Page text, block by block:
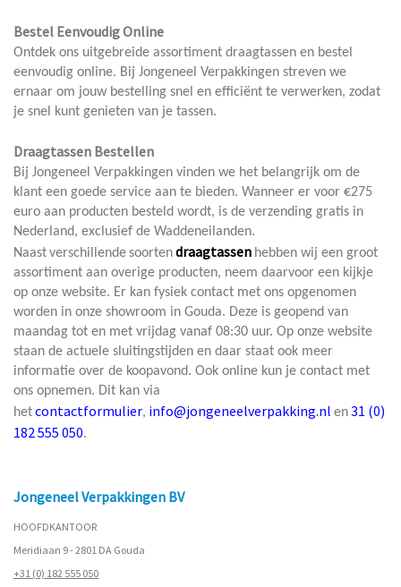
Bestel Eenvoudig Online
Ontdek ons uitgebreide assortiment draagtassen en bestel
eenvoudig online. Bij Jongeneel Verpakkingen streven we
ernaar om jouw bestelling snel en efficiënt te verwerken, zodat
je snel kunt genieten van je tassen.
Draagtassen Bestellen
Bij Jongeneel Verpakkingen vinden we het belangrijk om de
klant een goede service aan te bieden. Wanneer er voor €275
euro aan producten besteld wordt, is de verzending gratis in
Nederland, exclusief de Waddeneilanden.
Naastverschillendesoortendraagtassen hebben wij een groot
assortiment aan overige producten, neem daarvoor een kijkje
op onze website. Er kan fysiek contact met ons opgenomen
worden in onze showroom in Gouda. Deze is geopend van
maandag tot en met vrijdag vanaf 08:30 uur. Op onze website
staan de actuele sluitingstijden en daar staat ook meer
informatie over de koopavond. Ook online kun je contact met
ons opnemen. Dit kan via
hetcontactformulier, info@jongeneelverpakking.nl en31 (0)
182 555 050.
Jongeneel Verpakkingen BV
HOOFDKANTOOR
Meridiaan 9 - 2801 DA Gouda
+31 (0) 182 555 050